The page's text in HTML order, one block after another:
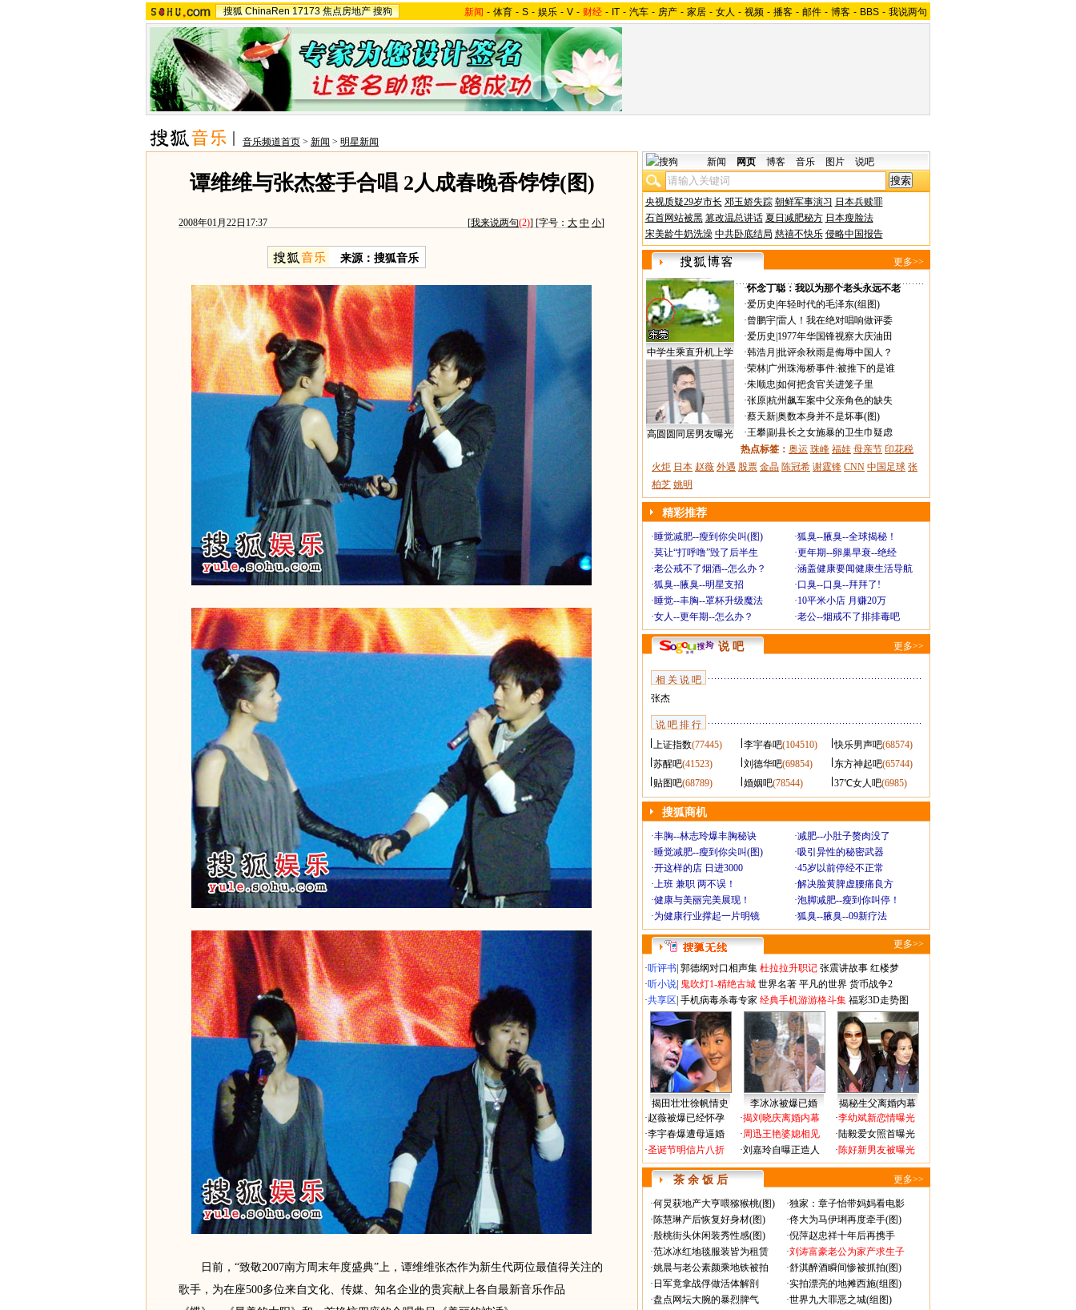
搜狐 ChinaRen 17173 焦点房地产 搜狗 新闻 - 体育 - S - 娱乐 - V - 财经 - IT - 汽车 - 房产 - 家居 - 女人 - 视频 - 播客 - 邮件 - 博客 - BBS - 我说两句
音乐频道首页 > 新闻 > 明星新闻
谭维维与张杰签手合唱 2人成春晚香饽饽(图)
2008年01月22日17:37 [我来说两句(2)] [字号： 大 中 小]
来源：搜狐音乐
日前，“致敬2007南方周末年度盛典”上，谭维维张杰作为新生代两位最值得关注的
歌手，为在座500多位来自文化、传媒、知名企业的贵宾献上各自最新音乐作品
新闻 网页 博客 音乐 图片 说吧
央视质疑29岁市长 邓玉娇失踪 朝鲜军事演习 日本兵赎罪
石首网站被黑 篡改温总讲话 夏日减肥秘方 日本瘦脸法
宋美龄牛奶洗澡 中共卧底结局 慈禧不快乐 侵略中国报告
更多>>
中学生乘直升机上学
高圆圆同居男友曝光
·怀念丁聪：我以为那个老头永远不老
·爱历史 年轻时代的毛泽东(组图)
·曾鹏宇|雷人！我在绝对唱响做评委
·爱历史 1977年华国锋视察大庆油田
·韩浩月 批评余秋雨是侮辱中国人？
·荣林| 广州珠海桥事件:被推下的是谁
·朱顺忠 如何把贪官关进笼子里
·张原|杭州飙车案中父亲角色的缺失
·蔡天新|奥数本身并不是坏事(图)
·王攀|副县长之女施暴的卫生巾疑虑
热点标签： 奥运 珠峰 福娃 母亲节 印花税
火炬 日本 赵薇 外遇 股票 金晶 陈冠希 谢霆锋 CNN 中国足球 张
柏芝 姚明
精彩推荐
·睡觉减肥--瘦到你尖叫(图) ·狐臭--腋臭--全球揭秘！
·莫让“打呼噜”毁了后半生 ·更年期--卵巢早衰--绝经
·老公戒不了烟酒--怎么办？ ·涵盖健康要闻健康生活导航
·狐臭--腋臭--明星支招 ·口臭--口臭--拜拜了!
·睡觉--丰胸--罩杯升级魔法 ·10平米小店 月赚20万
·女人--更年期--怎么办？ ·老公--烟戒不了排排毒吧
说 吧 更多>>
相 关 说 吧
张杰
说 吧 排 行
上证指数(77445) 李宇春吧(104510) 快乐男声吧(68574)
苏醒吧(41523) 刘德华吧(69854) 东方神起吧(65744)
贴图吧(68789) 婚姻吧(78544) 37℃女人吧(6985)
搜狐商机
·丰胸--林志玲爆丰胸秘诀 ·减肥--小肚子赘肉没了
·睡觉减肥--瘦到你尖叫(图) ·吸引异性的秘密武器
·开这样的店 日进3000 ·45岁以前停经不正常
·上班 兼职 两不误！ ·解决脸黄脾虚腰痛良方
·健康与美丽完美展现！ ·泡脚减肥--瘦到你叫停！
·为健康行业撑起一片明镜 ·狐臭--腋臭--09新疗法
更多>>
·听评书 郭德纲对口相声集 杜拉拉升职记 张震讲故事 红楼梦
·听小说 鬼吹灯1-精绝古城 世界名著 平凡的世界 货币战争2
·共享区 手机病毒杀毒专家 经典手机游游格斗集 福彩3D走势图
揭田壮壮徐帆情史 李冰冰被爆已婚
揭秘生父离婚内幕
·赵薇被爆已经怀孕
·李宇春爆遭母逼婚
·圣诞节明信片八折
·揭刘晓庆离婚内幕
·周迅王艳婆媳相见
·刘嘉玲自曝正造人
·李幼斌新恋情曝光
·陆毅爱女照首曝光
·陈好新男友被曝光
茶 余 饭 后 更多>>
·何炅获地产大亨喂猕猴桃(图) ·独家：章子怡带妈妈看电影
·陈慧琳产后恢复好身材(图) ·佟大为马伊琍再度牵手(图)
·殷桃街头休闲装秀性感(图) ·倪萍赵忠祥十年后再携手
·范冰冰红地毯服装皆为租赁 ·刘涛富豪老公为家产求生子
·姚晨与老公素颜乘地铁被拍 ·舒淇醉酒瞬间惨被抓拍(图)
· 日军竟拿战俘做活体解剖 ·实拍漂亮的地摊西施(组图)
·盘点网坛大腕的暴烈脾气 ·世界九大罪恶之城(组图)